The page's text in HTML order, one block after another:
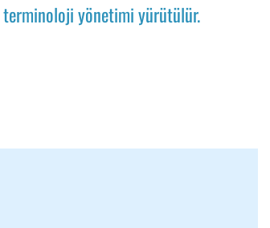
terminoloji yönetimi yürütülür.